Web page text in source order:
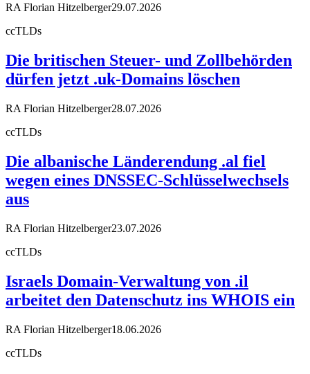
RA Florian Hitzelberger29.07.2026
ccTLDs
Die britischen Steuer- und Zollbehörden
dürfen jetzt .uk-Domains löschen
RA Florian Hitzelberger28.07.2026
ccTLDs
Die albanische Länderendung .al fiel
wegen eines DNSSEC-Schlüsselwechsels
aus
RA Florian Hitzelberger23.07.2026
ccTLDs
Israels Domain-Verwaltung von .il
arbeitet den Datenschutz ins WHOIS ein
RA Florian Hitzelberger18.06.2026
ccTLDs